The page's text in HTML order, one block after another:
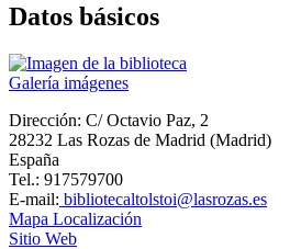
Datos básicos
Galería imágenes
Dirección: C/ Octavio Paz, 2
28232 Las Rozas de Madrid (Madrid)
España
Tel.: 917579700
E-mail: bibliotecaltolstoi@lasrozas.es
Mapa Localización
Sitio Web